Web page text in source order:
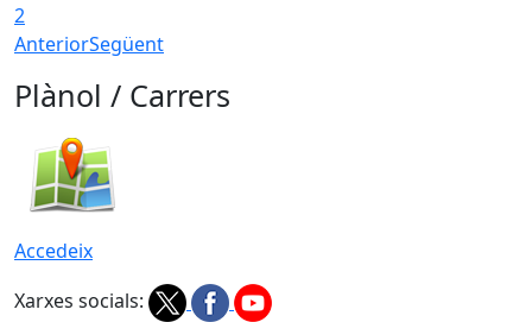
2
AnteriorSegüent
Plànol / Carrers
Accedeix
Xarxes socials: